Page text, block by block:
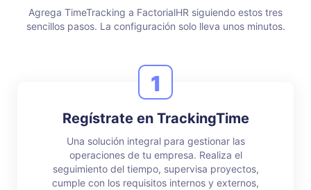
Agrega TimeTracking a FactorialHR siguiendo estos tres
sencillos pasos. La configuración solo lleva unos minutos.
1
Regístrate en TrackingTime
Una solución integral para gestionar las
operaciones de tu empresa. Realiza el
seguimiento del tiempo, supervisa proyectos,
cumple con los requisitos internos y externos,